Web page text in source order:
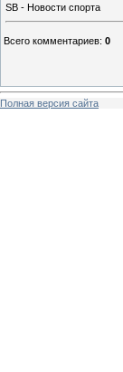
SB - Новости спорта
Всего комментариев: 0
Полная версия сайта